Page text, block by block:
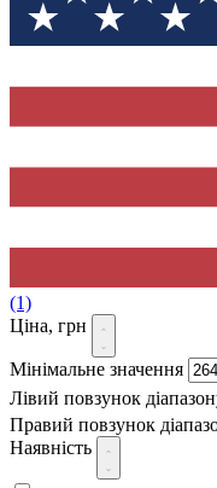
(1)
Ціна, грн
Мінімальне значення
Лівий повзунок
Правий повзунок
Наявність